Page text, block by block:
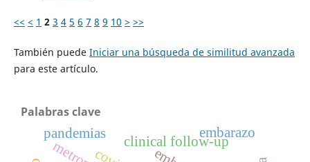
<< < 1 2 3 4 5 6 7 8 9 10 > >>
También puede Iniciar una búsqueda de similitud avanzada
para este artículo.
Palabras clave
clinical follow-up
pandemias embarazo